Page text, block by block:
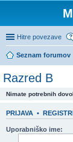
Hitre povezave
Seznam forumov
Razred B
Nimate potrebnih
PRIJAVA •
Uporabniško ime: